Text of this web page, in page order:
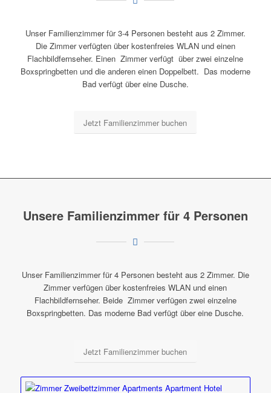
Unser Familienzimmer für 3-4 Personen besteht aus 2 Zimmer.
Die Zimmer verfügten über kostenfreies WLAN und einen
Flachbildfernseher. Einen Zimmer verfügt über zwei einzelne
Boxspringbetten und die anderen einen Doppelbett. Das moderne
Bad verfügt über eine Dusche.
Jetzt Familienzimmer buchen
Unsere Familienzimmer für 4 Personen
Unser Familienzimmer für 4 Personen besteht aus 2 Zimmer. Die
Zimmer verfügen über kostenfreies WLAN und einen
Flachbildfernseher. Beide Zimmer verfügen zwei einzelne
Boxspringbetten. Das moderne Bad verfügt über eine Dusche.
Jetzt Familienzimmer buchen